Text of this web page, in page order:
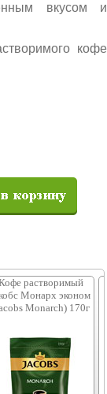
вкусом и
кофе
растворимый
Монарх эконом
Monarch) 170г